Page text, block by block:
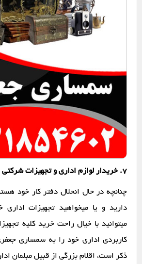
7. خریدار لوازم اداری و تجهیزات شرکتی (فقط اقلام کوچک)
چنانچه در حال انحلال دفتر کار خود
دارید و یا میخواهید تجهیزات اداری
میتوانید با خیال راحت خرید کلیه
کاربردی اداری خود را به سمساری
ذکر است، اقلام بزرگی از قبیل مبلمان